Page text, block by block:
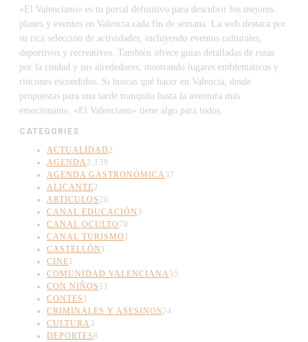
«El Valenciano» es tu portal definitivo para descubrir los mejores
planes y eventos en Valencia cada fin de semana. La web destaca por
su rica selección de actividades, incluyendo eventos culturales,
deportivos y recreativos. También ofrece guías detalladas de rutas
por la ciudad y sus alrededores, mostrando lugares emblemáticos y
rincones escondidos. Si buscas qué hacer en Valencia, desde
propuestas para una tarde tranquila hasta la aventura más
emocionante, «El Valenciano» tiene algo para todos.
CATEGORIES
ACTUALIDAD 2
AGENDA2.159
AGENDA GASTRONÓMICA37
ALICANTE2
ARTÍCULOS 26
CANAL EDUCACIÓN 3
CANAL OCULTO 78
CANAL TURISMO 1
CASTELLÓN 1
CINE1
COMUNIDAD VALENCIANA35
CON NIÑOS 11
CONTES 1
CRIMINALES Y ASESINOS 24
CULTURA3
DEPORTES8